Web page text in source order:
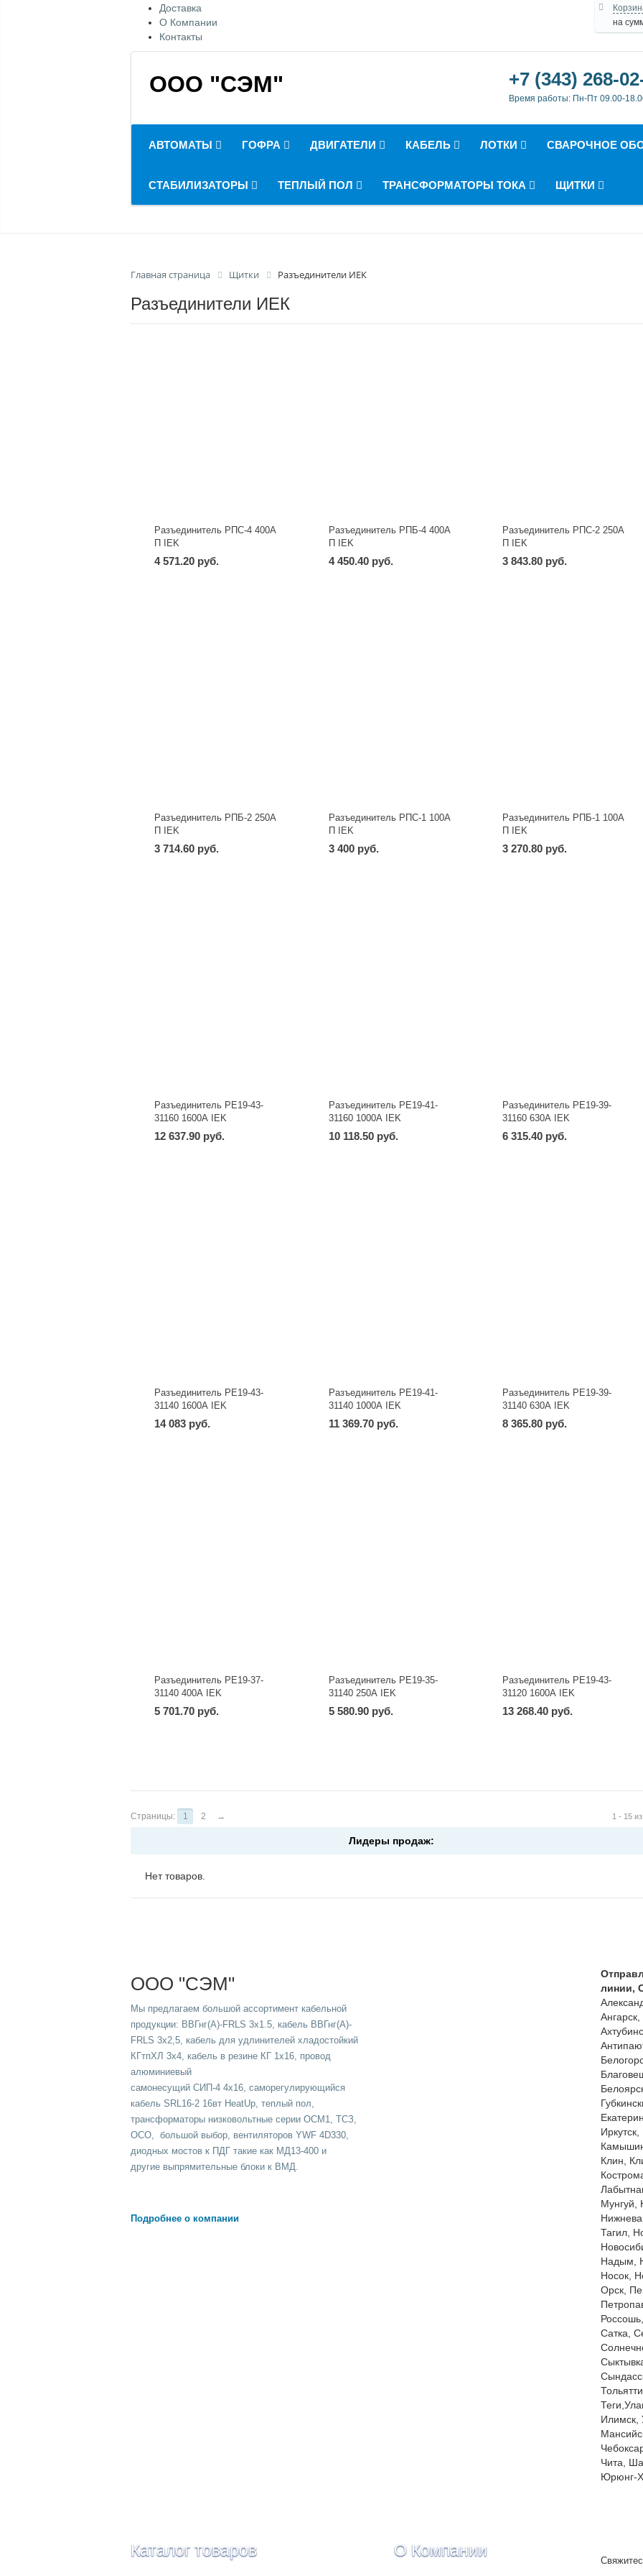
на
Доставка
О Компании
Контакты
ООО "СЭМ" +7 (343) 268-
Время работы: Пн-Пт 09.00-
АВТОМАТЫ ГОФРА ДВИГАТЕЛИ КАБЕЛЬ ЛОТКИ СВАРОЧНОЕ
СТАБИЛИЗАТОРЫ ТЕПЛЫЙ ПОЛ ТРАНСФОРМАТОРЫ ТОКА ЩИТКИ
Главная страница Щитки Разъединители ИЕК
Разъединители ИЕК
Разъединитель РПС-4 400А
П IEK
4 571.20 руб.
Разъединитель РПБ-4 400А
П IEK
4 450.40 руб.
Разъединитель РПС-2 250А
П IEK
3 843.80 руб.
Разъединитель РПБ-2 250А
П IEK
3 714.60 руб.
Разъединитель РПС-1 100А
П IEK
3 400 руб.
Разъединитель РПБ-1 100А
П IEK
3 270.80 руб.
Разъединитель РЕ19-43-
31160 1600А IEK
12 637.90 руб.
Разъединитель РЕ19-41-
31160 1000А IEK
10 118.50 руб.
Разъединитель РЕ19-39-
31160 630А IEK
6 315.40 руб.
Разъединитель РЕ19-43-
31140 1600А IEK
14 083 руб.
Разъединитель РЕ19-41-
31140 1000А IEK
11 369.70 руб.
Разъединитель РЕ19-39-
31140 630А IEK
8 365.80 руб.
Разъединитель РЕ19-37-
31140 400А IEK
5 701.70 руб.
Разъединитель РЕ19-35-
31140 250А IEK
5 580.90 руб.
Разъединитель РЕ19-43-
31120 1600А IEK
13 268.40 руб.
1 - 15
Страницы: 1 2 →
Лидеры продаж:
Нет товаров.
ООО "СЭМ"
Мы предлагаем большой ассортимент кабельной
продукции: ВВГнг(A)-FRLS 3х1.5, кабель ВВГнг(A)-
FRLS 3х2,5, кабель для удлинителей хладостойкий
КГтпХЛ 3х4, кабель в резине КГ 1х16, провод
алюминиевый
самонесущий СИП-4 4х16, саморегулирующийся
кабель SRL16-2 16вт HeatUp, теплый пол,
трансформаторы низковольтные серии ОСМ1, ТСЗ,
ОСО, большой выбор, вентиляторов YWF 4D330,
диодных мостов к ПДГ такие как МД13-400 и
другие выпрямительные блоки к ВМД.
Подробнее о компании
линии,
Клин,
Мунгуй,
Тагил,
Надым,
Носок,
Орск,
Сатка,
Илимск,
Чита,
Юрюнг-
Каталог товаров О Компании